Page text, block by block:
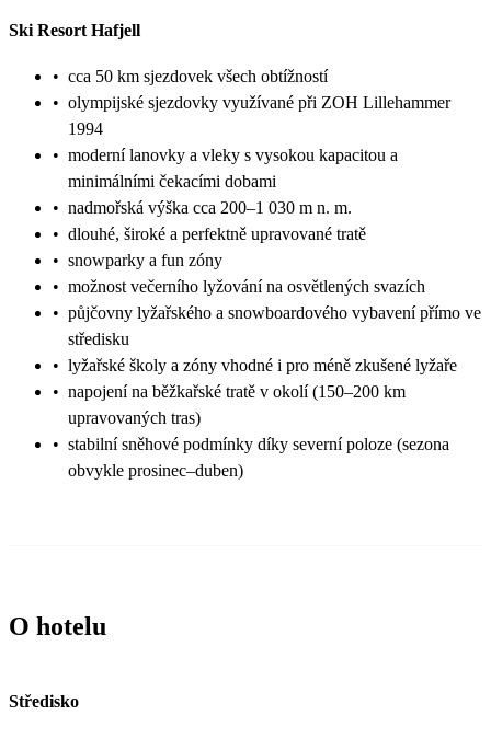
Ski Resort Hafjell
• cca 50 km sjezdovek všech obtížností
• olympijské sjezdovky využívané při ZOH Lillehammer
1994
• moderní lanovky a vleky s vysokou kapacitou a
minimálními čekacími dobami
• nadmořská výška cca 200–1 030 m n. m.
• dlouhé, široké a perfektně upravované tratě
• snowparky a fun zóny
• možnost večerního lyžování na osvětlených svazích
• půjčovny lyžařského a snowboardového vybavení přímo ve
středisku
• lyžařské školy a zóny vhodné i pro méně zkušené lyžaře
• napojení na běžkařské tratě v okolí (150–200 km
upravovaných tras)
• stabilní sněhové podmínky díky severní poloze (sezona
obvykle prosinec–duben)
O hotelu
Středisko